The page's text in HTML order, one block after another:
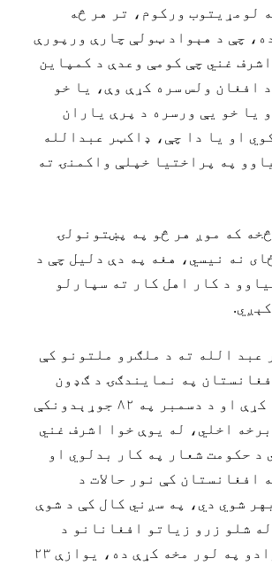
لومړيتوب ورکوم، تر هر څه
چې د هېواد ټولې چارې ورپورې
غني چې کومې وعدې د کمپاين
افغان ولس سره کړې وې، يا خو
يا خو يې ورسره د پرې ياران
او يا دا چې، ډاکټر عبدالله
په پراختيا خپلې واکمنۍ ته
که موږ هر څو په پښتونولۍ
نه نيسي، هغه په دې دليل چې د
د کار اهل کار ته سپارلو
عبد الله ته د ملګرو ملتونو کې
په نمايندګۍ د ګډون
لارښونه ورته کړې او د دسمبر په ۸۲ جوړېدونکې
اخلي، له يوې خوا اشرف غني
د حکومت شعار په کار بدلوي او
افغانستان کې نور حالات د
شوي دي، په سږني کال کې د شوې
شلو زرو زياتو افغانانو د
اروپايي هېوادو په لور مخه کړې ده، يوازې ۲۳